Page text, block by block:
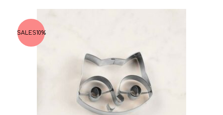
€7,95.είναι:
SALES10%